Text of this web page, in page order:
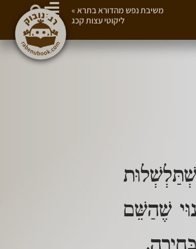
שֶׁהַשֵּׁם
משיבת נפש מהדורא בתרא»
ליקוטי עצות קכג